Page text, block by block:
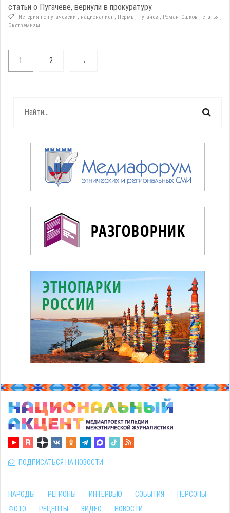
статьи о Пугачеве, вернули в прокуратуру.
Истерия по-пугачевски , националист , Пермь , Пугачев , Роман Юшков , статья ,
Экстремизм
1 2 →
ПОДПИСАТЬСЯ НА НОВОСТИ
НАРОДЫ РЕГИОНЫ ИНТЕРВЬЮ СОБЫТИЯ
ПЕРСОНЫ
ФОТО
РЕЦЕПТЫ ВИДЕО НОВОСТИ